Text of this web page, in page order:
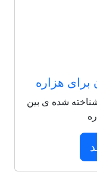
هزاره
از 125 شاعر شناخته شده ی بین